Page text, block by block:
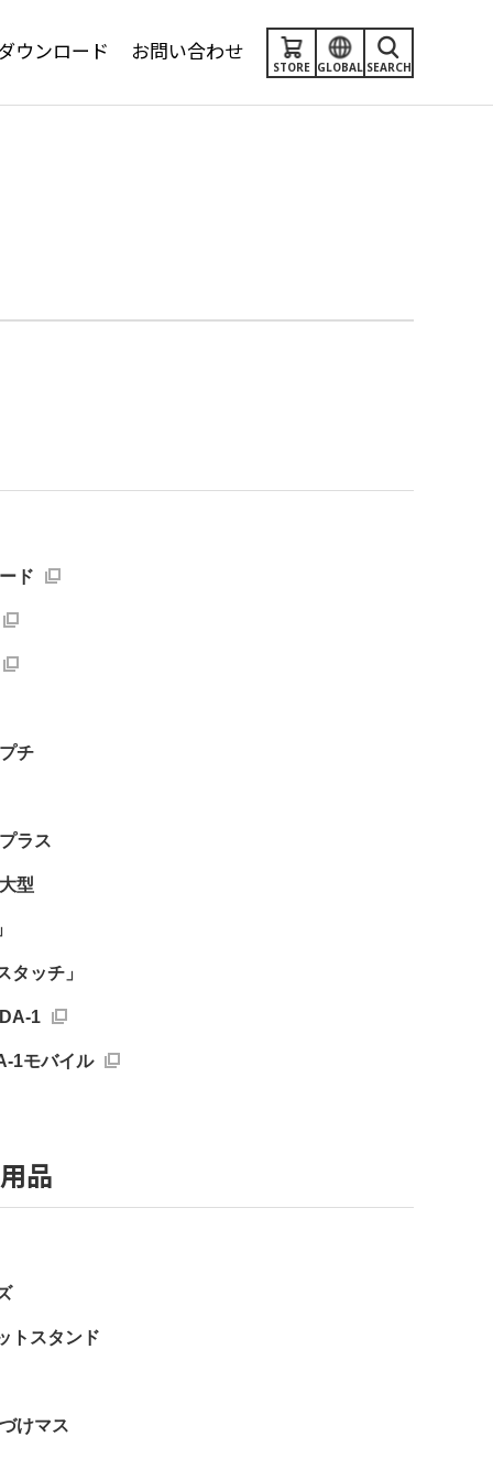
SEARCH
GLOBAL
STORE
ウンロード お問い合わせ
ド
チ
ラス
型
タッチ」
1
1モバイル
品
トスタンド
けマス